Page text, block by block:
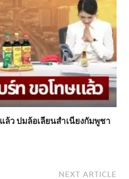
ล้ว ปมล้อเลียนสำเนียงกัมพูชา
NEXT ARTICLE